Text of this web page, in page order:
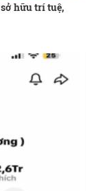
hữu trí tuệ,